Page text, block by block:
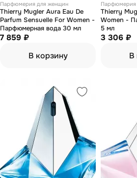
Парфюмерия для женщин
Thierry Mugler Aura Eau De
Parfum Sensuelle For Women -
Парфюмерная вода 30 мл
7 859 ₽
В корзину
Парфюмерия
Thierry
Women -
5 мл
3 306 ₽
В